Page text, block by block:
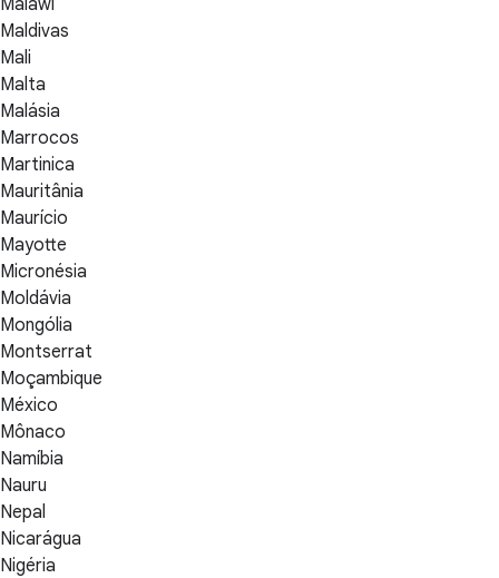
Maldivas
Mali
Malta
Malásia
Marrocos
Martinica
Mauritânia
Maurício
Mayotte
Micronésia
Moldávia
Mongólia
Montserrat
Moçambique
México
Mônaco
Namíbia
Nauru
Nepal
Nicarágua
Nigéria